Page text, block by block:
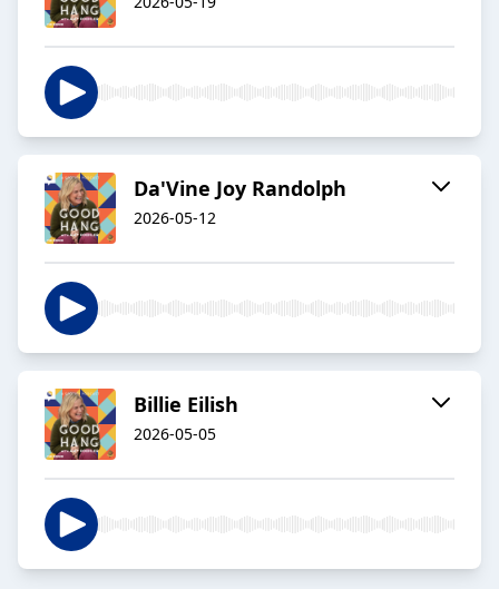
Da'Vine Joy Randolph
2026-05-12
Billie Eilish
2026-05-05